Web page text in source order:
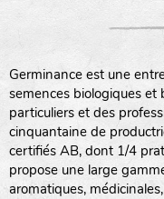
Germinance est une
semences biologiques
particuliers et des
cinquantaine de
certifiés AB, dont 1/4
propose une large
aromatiques,